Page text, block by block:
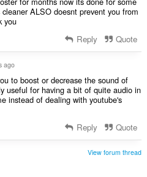
ALSO doesnt prevent you from
you
Reply Quote
ago
to boost or decrease the sound of
useful for having a bit of quite audio in
instead of dealing with youtube's
Reply Quote
View forum thread